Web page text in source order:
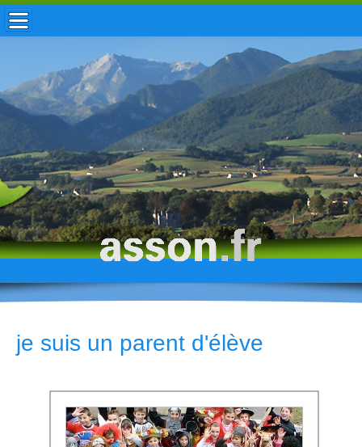
ACCUEIL / INFOS
MUNICIPALITÉ
VIE LOCALE
ENFANCE
TOURISME
HISTOIRE
je suis un parent d'élève